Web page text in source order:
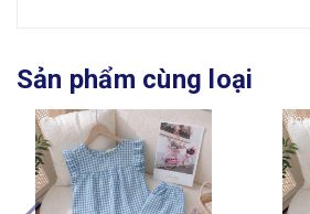
Sản phẩm cùng loại